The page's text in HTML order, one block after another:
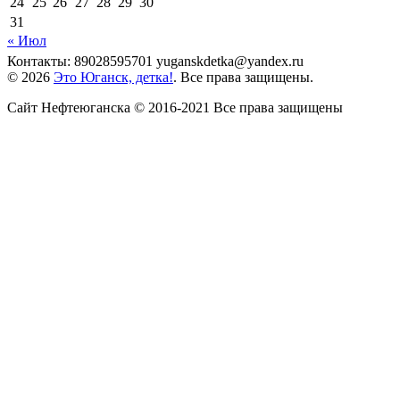
31
« Июл
Контакты: 89028595701 yuganskdetka@yandex.ru
© 2026 Это Юганск, детка!. Все права защищены.
Сайт Нефтеюганска © 2016-2021 Все права защищены